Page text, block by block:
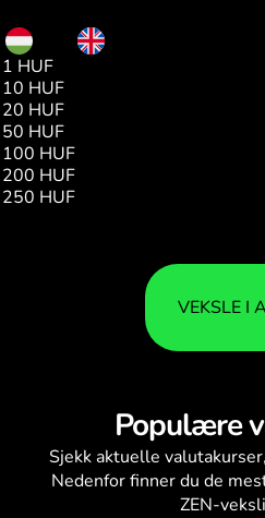
HUF
1 HUF
10 HUF
20 HUF
50 HUF
100 HUF
200 HUF
250 HUF
VEKSLE I
Populære
Sjekk aktuelle valutakurser
Nedenfor finner du de
ZEN-